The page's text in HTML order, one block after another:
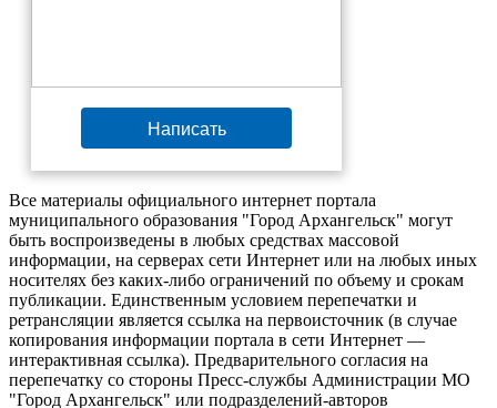
Написать
Все материалы официального интернет портала
муниципального образования "Город Архангельск" могут
быть воспроизведены в любых средствах массовой
информации, на серверах сети Интернет или на любых иных
носителях без каких-либо ограничений по объему и срокам
публикации. Единственным условием перепечатки и
ретрансляции является ссылка на первоисточник (в случае
копирования информации портала в сети Интернет —
интерактивная ссылка). Предварительного согласия на
перепечатку со стороны Пресс-службы Администрации МО
"Город Архангельск" или подразделений-авторов